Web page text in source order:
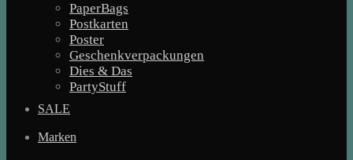
PaperBags
Postkarten
Poster
Geschenkverpackungen
Dies & Das
PartyStuff
SALE
Marken